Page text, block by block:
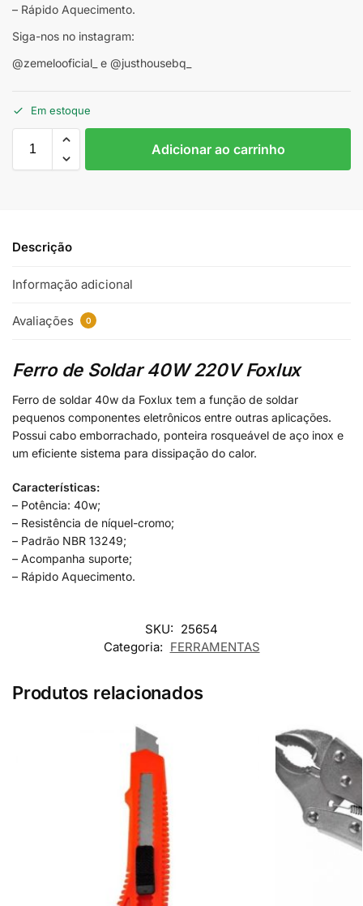
– Rápido Aquecimento.
Siga-nos no instagram:
@zemelooficial_ e @justhousebq_
Em estoque
Adicionar ao carrinho
Descrição
Informação adicional
Avaliações 0
Ferro de Soldar 40W 220V Foxlux
Ferro de soldar 40w da Foxlux tem a função de soldar
pequenos componentes eletrônicos entre outras aplicações.
Possui cabo emborrachado, ponteira rosqueável de aço inox e
um eficiente sistema para dissipação do calor.
Características:
– Potência: 40w;
– Resistência de níquel-cromo;
– Padrão NBR 13249;
– Acompanha suporte;
– Rápido Aquecimento.
SKU: 25654
Categoria: FERRAMENTAS
Produtos relacionados